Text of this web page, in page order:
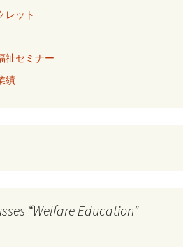
レット
祉セミナー
績
“Welfare Education”